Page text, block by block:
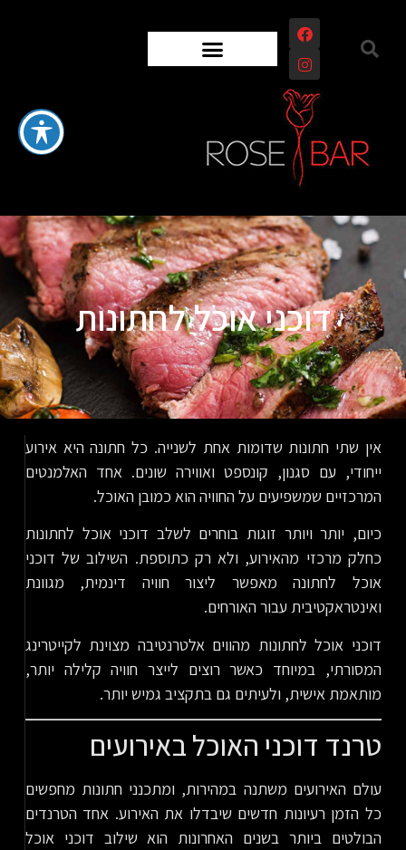
דוכני אוכל לחתונות
אין שתי חתונות שדומות אחת לשנייה. כל חתונה היא אירוע
ייחודי, עם סגנון, קונספט ואווירה שונים. אחד האלמנטים
המרכזיים שמשפיעים על החוויה הוא כמובן האוכל.
כיום, יותר ויותר זוגות בוחרים לשלב דוכני אוכל לחתונות
כחלק מרכזי מהאירוע, ולא רק כתוספת. השילוב של דוכני
אוכל לחתונה מאפשר ליצור חוויה דינמית, מגוונת
ואינטראקטיבית עבור האורחים.
דוכני אוכל לחתונות מהווים אלטרנטיבה מצוינת לקייטרינג
המסורתי, במיוחד כאשר רוצים לייצר חוויה קלילה יותר,
מותאמת אישית, ולעיתים גם בתקציב גמיש יותר.
טרנד דוכני האוכל באירועים
עולם האירועים משתנה במהירות, ומתכנני חתונות מחפשים
כל הזמן רעיונות חדשים שיבדלו את האירוע. אחד הטרנדים
הבולטים ביותר בשנים האחרונות הוא שילוב דוכני אוכל